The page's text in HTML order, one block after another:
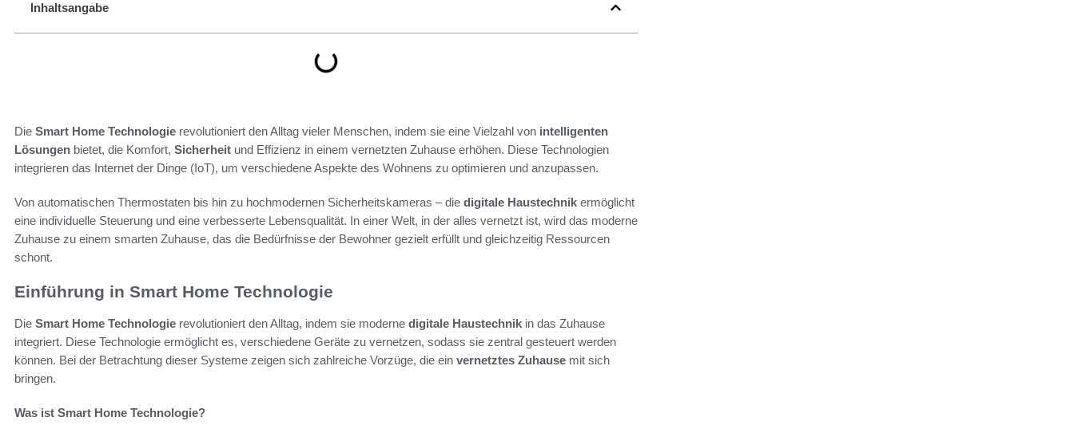
Inhaltsangabe
Die Smart Home Technologie revolutioniert den Alltag vieler Menschen, indem sie eine Vielzahl von intelligenten
Lösungen bietet, die Komfort, Sicherheit und Effizienz in einem vernetzten Zuhause erhöhen. Diese Technologien
integrieren das Internet der Dinge (IoT), um verschiedene Aspekte des Wohnens zu optimieren und anzupassen.
Von automatischen Thermostaten bis hin zu hochmodernen Sicherheitskameras – die digitale Haustechnik ermöglicht
eine individuelle Steuerung und eine verbesserte Lebensqualität. In einer Welt, in der alles vernetzt ist, wird das moderne
Zuhause zu einem smarten Zuhause, das die Bedürfnisse der Bewohner gezielt erfüllt und gleichzeitig Ressourcen
schont.
Einführung in Smart Home Technologie
Die Smart Home Technologie revolutioniert den Alltag, indem sie moderne digitale Haustechnik in das Zuhause
integriert. Diese Technologie ermöglicht es, verschiedene Geräte zu vernetzen, sodass sie zentral gesteuert werden
können. Bei der Betrachtung dieser Systeme zeigen sich zahlreiche Vorzüge, die ein vernetztes Zuhause mit sich
bringen.
Was ist Smart Home Technologie?